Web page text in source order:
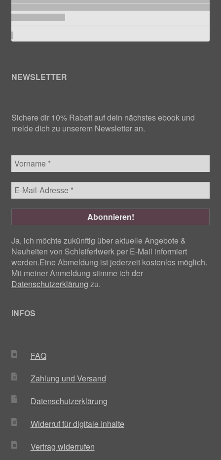
NEWSLETTER
Sichere dir 10% Rabatt auf dein nächstes ebook und
melde dich zu unserem Newsletter an.
Ja, ich möchte zukünftig über aktuelle Angebote &
Neuheiten von Schleiferlwerk per E-Mail informiert
werden.Eine Abmeldung ist jederzeit kostenlos möglich.
Mit meiner Anmeldung stimme ich der
Datenschutzerklärung zu.
INFOS
FAQ
Zahlung und Versand
Datenschutzerklärung
Widerruf für digitale Inhalte
Vertrag widerrufen